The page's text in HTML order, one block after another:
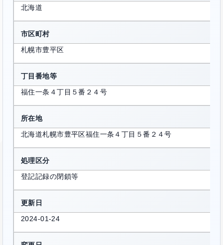
北海道
市区町村
札幌市豊平区
丁目番地等
福住一条４丁目５番２４号
所在地
北海道札幌市豊平区福住一条４丁目５番２４号
処理区分
登記記録の閉鎖等
更新日
2024-01-24